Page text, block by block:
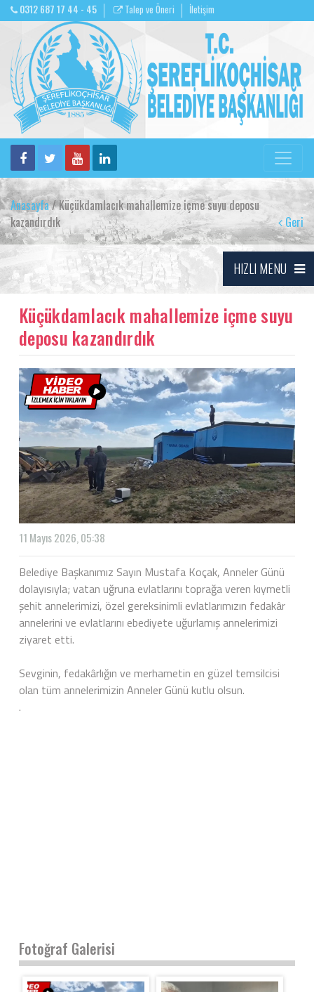
0312 687 17 44 - 45 Talep ve Öneri İletişim
Anasayfa/ Küçükdamlacık mahallemize içme suyu deposu
kazandırdık
Geri
HIZLI MENU
Küçükdamlacık mahallemize içme suyu
deposu kazandırdık
11 Mayıs 2026, 05:38
Belediye Başkanımız Sayın Mustafa Koçak, Anneler Günü
dolayısıyla; vatan uğruna evlatlarını toprağa veren kıymetli
şehit annelerimizi, özel gereksinimli evlatlarımızın fedakâr
annelerini ve evlatlarını ebediyete uğurlamış annelerimizi
ziyaret etti.
Sevginin, fedakârlığın ve merhametin en güzel temsilcisi
olan tüm annelerimizin Anneler Günü kutlu olsun.
.
Fotoğraf Galerisi